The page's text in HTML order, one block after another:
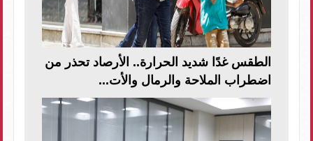
الطقس غدًا شديد الحرارة.. الأرصاد تحذر من
اضطراب الملاحة والرمال والأت...